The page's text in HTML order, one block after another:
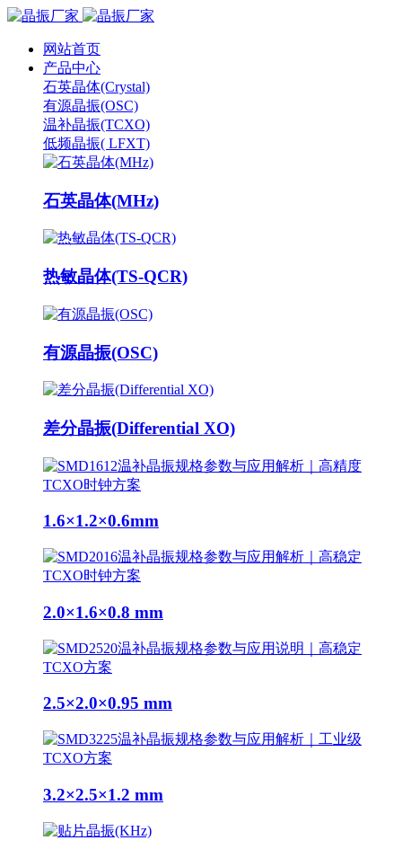
网站首页
产品中心
石英晶体(Crystal)
有源晶振(OSC)
温补晶振(TCXO)
低频晶振( LFXT)
石英晶体(MHz)
热敏晶体(TS-QCR)
有源晶振(OSC)
差分晶振(Differential XO)
1.6×1.2×0.6mm
2.0×1.6×0.8 mm
2.5×2.0×0.95 mm
3.2×2.5×1.2 mm